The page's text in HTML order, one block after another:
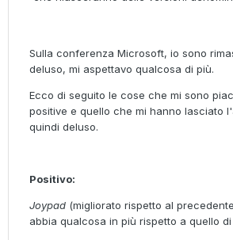
Sulla conferenza Microsoft, io sono
deluso, mi aspettavo qualcosa di più.
Ecco di seguito le cose che mi sono
positive e quello che mi hanno lasciato
quindi deluso.
Positivo:
Joypad (migliorato rispetto al
abbia qualcosa in più rispetto a quello di